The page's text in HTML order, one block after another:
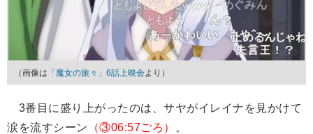
（画像は 「魔女の旅々」6話上映会より）
3番目に盛り上がったのは、サヤがイレイナを見かけて
涙を流すシーン （③06:57ごろ） 。